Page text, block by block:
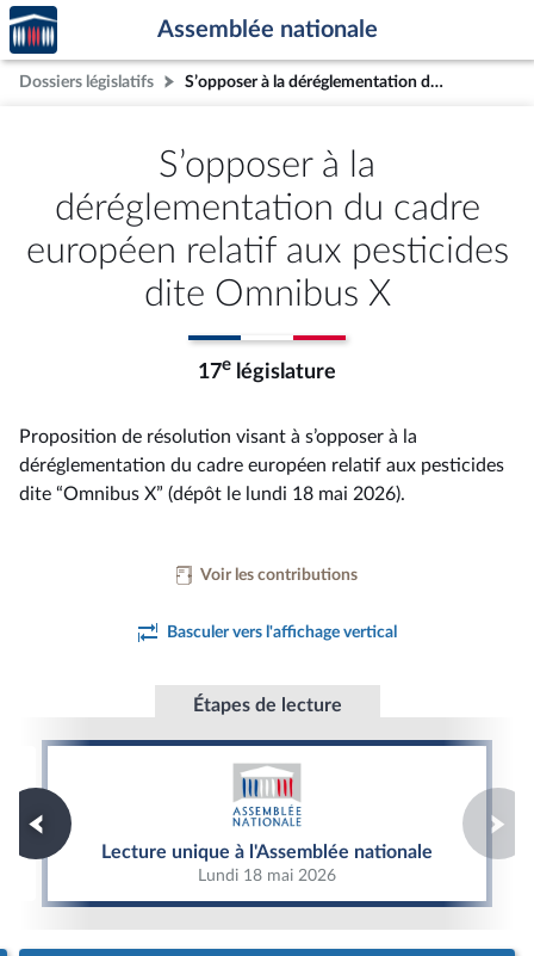
Aller au contenu
Aller en bas de la page
Accèder
à la
page
d'accueil
Assemblée nationale
Dossiers législatifs S’opposer à la déréglementation du cadre européen relatif aux pesticides dite Omnibus X
S’opposer à la
déréglementation du cadre
européen relatif aux pesticides
dite Omnibus X
17e législature
Proposition de résolution visant à s’opposer à la
déréglementation du cadre européen relatif aux pesticides
dite “Omnibus X” (dépôt le lundi 18 mai 2026).
Voir les contributions
Basculer vers l'affichage vertical
Étapes de lecture
Lecture unique à l'Assemblée nationale
Lundi 18 mai 2026
Lecture unique à l'Assemblée nationale